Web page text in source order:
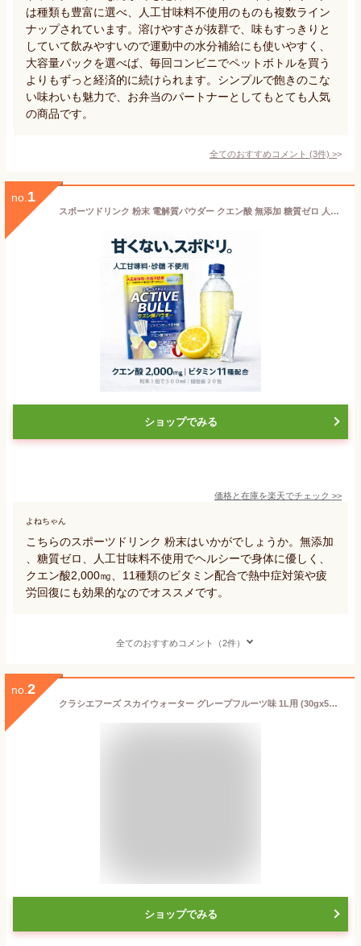
は種類も豊富に選べ、人工甘味料不使用のものも複数ライン
ナップされています。溶けやすさが抜群で、味もすっきりと
していて飲みやすいので運動中の水分補給にも使いやすく、
大容量パックを選べば、毎回コンビニでペットボトルを買う
よりもずっと経済的に続けられます。シンプルで飽きのこな
い味わいも魅力で、お弁当のパートナーとしてもとても人気
の商品です。
全てのおすすめコメント (3件) >
no. 1
スポーツドリンク 粉末 電解質パウダー クエン酸 無添加 糖質ゼロ 人工甘味料不使用 20包 ビタミン アクティブブル 個包装 500ml 水筒 スポーツ飲料 熱中症対策 運動 部活 送料無料
ショップでみる
価格と在庫を楽天でチェック >>
よねちゃん
こちらのスポーツドリンク 粉末はいかがでしょうか。無添加
、糖質ゼロ、人工甘味料不使用でヘルシーで身体に優しく、
クエン酸2,000㎎、11種類のビタミン配合で熱中症対策や疲
労回復にも効果的なのでオススメです。
全てのおすすめコメント（2件）
no. 2
クラシエフーズ スカイウォーター グレープフルーツ味 1L用 (30gx5袋)×1箱入｜ 送料無料 熱中症対策 クエン酸 スポーツドリンク 粉末
ショップでみる